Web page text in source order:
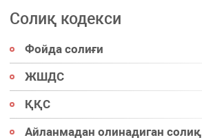
Солиқ кодекси
Фойда солиғи
ЖШДС
ҚҚС
Айланмадан олинадиган солиқ